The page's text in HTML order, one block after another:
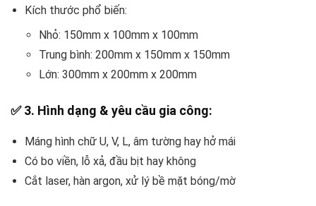
Kích thước phổ biến:
Nhỏ: 150mm x 100mm x 100mm
Trung bình: 200mm x 150mm x 150mm
Lớn: 300mm x 200mm x 200mm
✅3. Hình dạng & yêu cầu gia công:
Máng hình chữ U, V, L, âm tường hay hở mái
Có bo viền, lỗ xả, đầu bịt hay không
Cắt laser, hàn argon, xử lý bề mặt bóng/mờ